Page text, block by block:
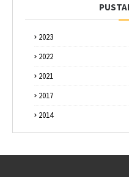
2023
2022
2021
2017
2014